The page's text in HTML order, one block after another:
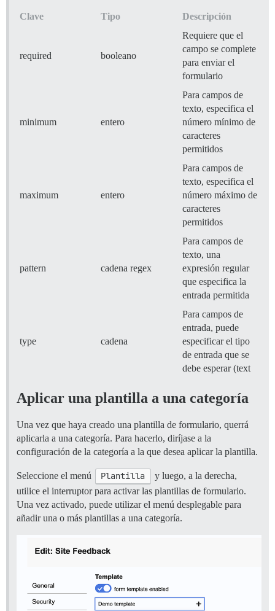
Clave Tipo Descripción
required booleano
Requiere que el
campo se complete
para enviar el
formulario
minimum entero
Para campos de
texto, especifica el
número mínimo de
caracteres
permitidos
maximum entero
Para campos de
texto, especifica el
número máximo de
caracteres
permitidos
pattern cadena regex
Para campos de
texto, una
expresión regular
que especifica la
entrada permitida
type cadena
Para campos de
entrada, puede
especificar el tipo
de entrada que se
debe esperar (text
Aplicar una plantilla a una categoría
Una vez que haya creado una plantilla de formulario, querrá
aplicarla a una categoría. Para hacerlo, diríjase a la
configuración de la categoría a la que desea aplicar la plantilla.
Seleccione el menú Plantilla
y luego, a la derecha,
utilice el interruptor para activar las plantillas de formulario.
Una vez activado, puede utilizar el menú desplegable para
añadir una o más plantillas a una categoría.